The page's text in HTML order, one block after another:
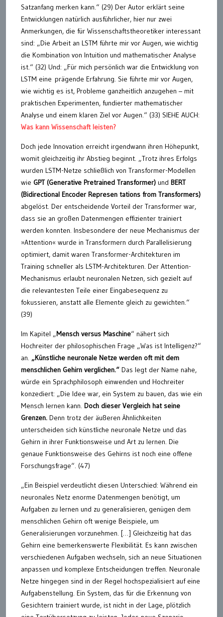
Satzanfang merken kann.“ (29) Der Autor erklärt seine
Entwicklungen natürlich ausführlicher, hier nur zwei
Anmerkungen, die für Wissenschaftstheoretiker interessant
sind: „Die Arbeit an LSTM führte mir vor Augen, wie wichtig
die Kombination von Intuition und mathematischer Analyse
ist.“ (32) Und: „Für mich persönlich war die Entwicklung von
LSTM eine prägende Erfahrung. Sie führte mir vor Augen,
wie wichtig es ist, Probleme ganzheitlich anzugehen – mit
praktischen Experimenten, fundierter mathematischer
Analyse und einem klaren Ziel vor Augen.“ (33) SIEHE AUCH:
Was kann Wissenschaft leisten?
Doch jede Innovation erreicht irgendwann ihren Höhepunkt,
womit gleichzeitig ihr Abstieg beginnt. „Trotz ihres Erfolgs
wurden LSTM-Netze schließlich von Transformer-Modellen
wie GPT (Generative Pretrained Transformer) und BERT
(Bidirectional Encoder Represen tations from Transformers)
abgelöst. Der entscheidende Vorteil der Transformer war,
dass sie an großen Datenmengen effizienter trainiert
werden konnten. Insbesondere der neue Mechanismus der
»Attention« wurde in Transformern durch Parallelisierung
optimiert, damit waren Transformer-Architekturen im
Training schneller als LSTM-Architekturen. Der Attention-
Mechanismus erlaubt neuronalen Netzen, sich gezielt auf
die relevantesten Teile einer Eingabesequenz zu
fokussieren, anstatt alle Elemente gleich zu gewichten.“
(39)
Im Kapitel „Mensch versus Maschine“ nähert sich
Hochreiter der philosophischen Frage „Was ist Intelligenz?“
an. „Künstliche neuronale Netze werden oft mit dem
menschlichen Gehirn verglichen.“ Das legt der Name nahe,
würde ein Sprachphilosoph einwenden und Hochreiter
konzediert: „Die Idee war, ein System zu bauen, das wie ein
Mensch lernen kann. Doch dieser Vergleich hat seine
Grenzen. Denn trotz der äußeren Ähnlichkeiten
unterscheiden sich künstliche neuronale Netze und das
Gehirn in ihrer Funktionsweise und Art zu lernen. Die
genaue Funktionsweise des Gehirns ist noch eine offene
Forschungsfrage“. (47)
„Ein Beispiel verdeutlicht diesen Unterschied: Während ein
neuronales Netz enorme Datenmengen benötigt, um
Aufgaben zu lernen und zu generalisieren, genügen dem
menschlichen Gehirn oft wenige Beispiele, um
Generalisierungen vorzunehmen. […] Gleichzeitig hat das
Gehirn eine bemerkenswerte Flexibilität. Es kann zwischen
verschiedenen Aufgaben wechseln, sich an neue Situationen
anpassen und komplexe Entscheidungen treffen. Neuronale
Netze hingegen sind in der Regel hochspezialisiert auf eine
Aufgabenstellung. Ein System, das für die Erkennung von
Gesichtern trainiert wurde, ist nicht in der Lage, plötzlich